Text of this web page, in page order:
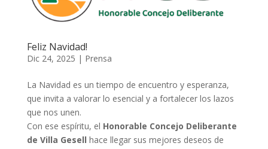
Feliz Navidad!
Dic 24, 2025 | Prensa
La Navidad es un tiempo de encuentro y esperanza,
que invita a valorar lo esencial y a fortalecer los lazos
que nos unen.
Con ese espíritu, el Honorable Concejo Deliberante
de Villa Gesell hace llegar sus mejores deseos de